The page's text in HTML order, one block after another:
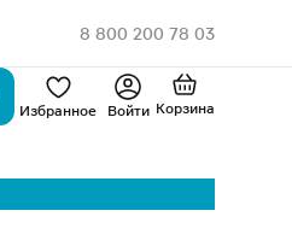
8 800 200 78 03
Избранное Войти Корзина